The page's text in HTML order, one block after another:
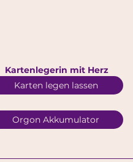
Kartenlegerin mit Herz
Karten legen lassen
Orgon Akkumulator